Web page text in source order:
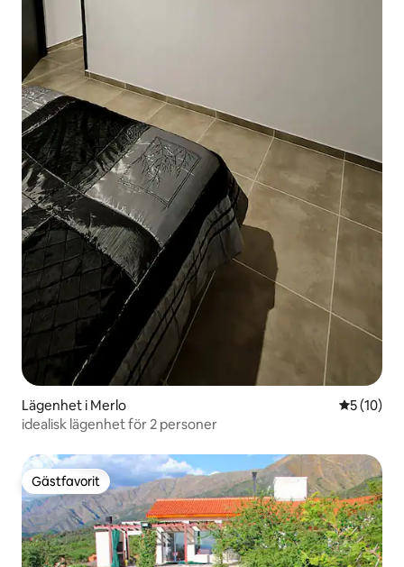
Lägenhet i Merlo 5 av 5 i
5 (10)
idealisk lägenhet för 2 personer
Gästfavorit
Gästfavorit